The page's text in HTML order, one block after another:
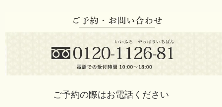
ご予約の際はお電話ください